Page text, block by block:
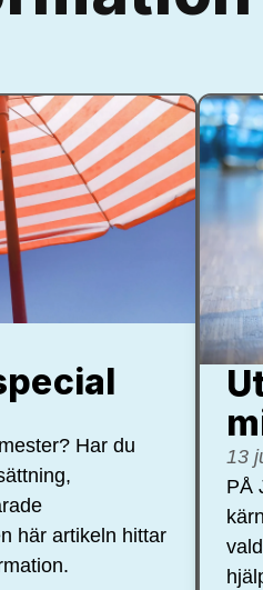
Har du
här artikeln hittar
13
PÅ